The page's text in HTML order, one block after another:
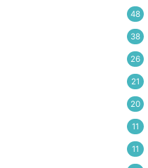
48
38
26
21
20
11
11